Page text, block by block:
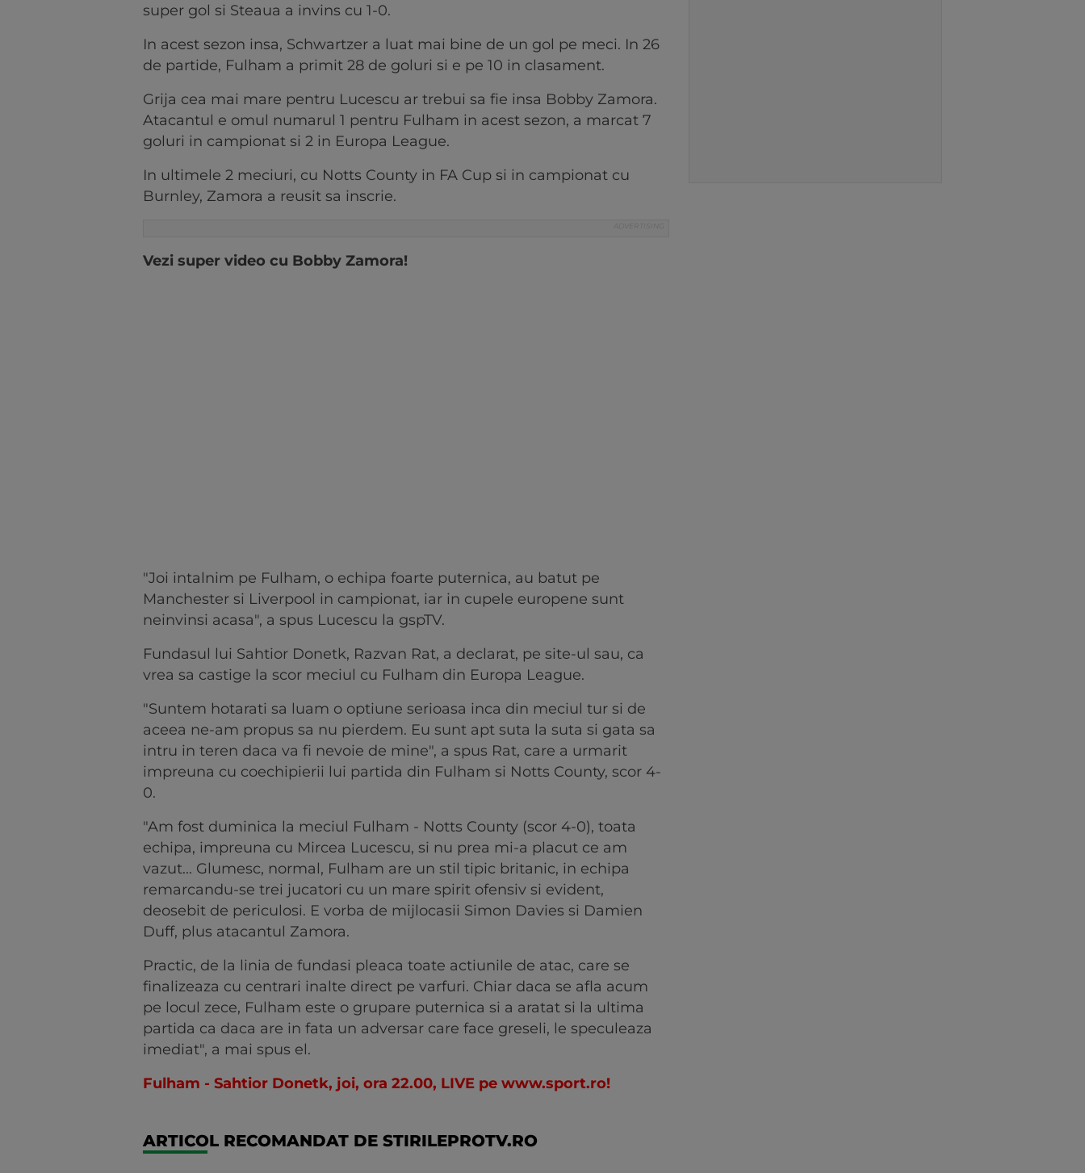
super gol si Steaua a invins cu 1-0.
In acest sezon insa, Schwartzer a luat mai bine de un gol pe meci. In 26
de partide, Fulham a primit 28 de goluri si e pe 10 in clasament.
Grija cea mai mare pentru Lucescu ar trebui sa fie insa Bobby Zamora.
Atacantul e omul numarul 1 pentru Fulham in acest sezon, a marcat 7
goluri in campionat si 2 in Europa League.
In ultimele 2 meciuri, cu Notts County in FA Cup si in campionat cu
Burnley, Zamora a reusit sa inscrie.
Vezi super video cu Bobby Zamora!
"Joi intalnim pe Fulham, o echipa foarte puternica, au batut pe
Manchester si Liverpool in campionat, iar in cupele europene sunt
neinvinsi acasa", a spus Lucescu la gspTV.
Fundasul lui Sahtior Donetk, Razvan Rat, a declarat, pe site-ul sau, ca
vrea sa castige la scor meciul cu Fulham din Europa League.
"Suntem hotarati sa luam o optiune serioasa inca din meciul tur si de
aceea ne-am propus sa nu pierdem. Eu sunt apt suta la suta si gata sa
intru in teren daca va fi nevoie de mine", a spus Rat, care a urmarit
impreuna cu coechipierii lui partida din Fulham si Notts County, scor 4-
0.
"Am fost duminica la meciul Fulham - Notts County (scor 4-0), toata
echipa, impreuna cu Mircea Lucescu, si nu prea mi-a placut ce am
vazut... Glumesc, normal, Fulham are un stil tipic britanic, in echipa
remarcandu-se trei jucatori cu un mare spirit ofensiv si evident,
deosebit de periculosi. E vorba de mijlocasii Simon Davies si Damien
Duff, plus atacantul Zamora.
Practic, de la linia de fundasi pleaca toate actiunile de atac, care se
finalizeaza cu centrari inalte direct pe varfuri. Chiar daca se afla acum
pe locul zece, Fulham este o grupare puternica si a aratat si la ultima
partida ca daca are in fata un adversar care face greseli, le speculeaza
imediat", a mai spus el.
Fulham - Sahtior Donetk, joi, ora 22.00, LIVE pe www.sport.ro!
ARTICOL RECOMANDAT DE STIRILEPROTV.RO